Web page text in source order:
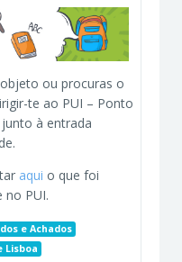
ou procuras o
te ao PUI – Ponto
à entrada
aqui o que foi
no PUI.
e Achados
Lisboa